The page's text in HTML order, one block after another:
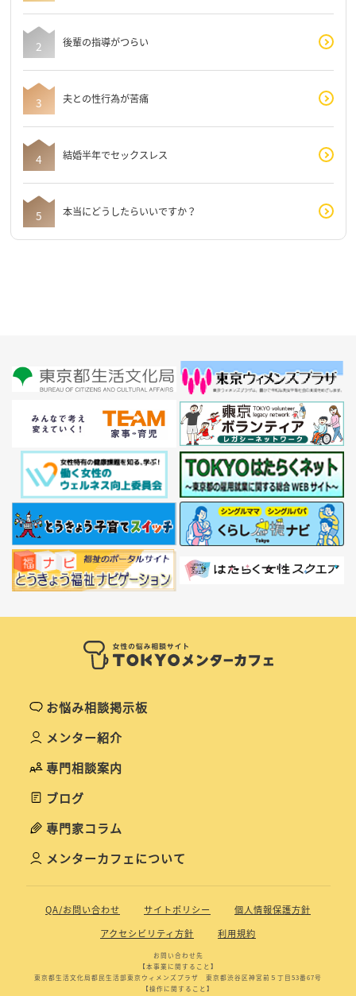
後輩の指導がつらい
夫との性行為が苦痛
結婚半年でセックスレス
本当にどうしたらいいですか？
お悩み相談掲示板
メンター紹介
専門相談案内
ブログ
専門家コラム
メンターカフェについて
QA/お問い合わせ サイトポリシー
個人情報保護方針
アクセシビリティ方針
利用規約
お問い合わせ先
【本事業に関すること】
東京都生活文化局都民生活部東京ウィメンズプラザ 東京都渋谷区神宮前５丁目53番67号
【操作に関すること】